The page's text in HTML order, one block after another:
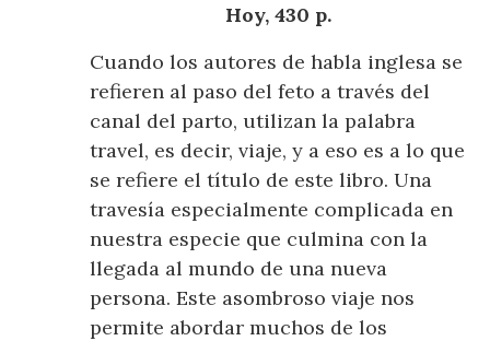
Hoy, 430 p.
Cuando los autores de habla inglesa se
refieren al paso del feto a través del
canal del parto, utilizan la palabra
travel, es decir, viaje, y a eso es a lo que
se refiere el título de este libro. Una
travesía especialmente complicada en
nuestra especie que culmina con la
llegada al mundo de una nueva
persona. Este asombroso viaje nos
permite abordar muchos de los